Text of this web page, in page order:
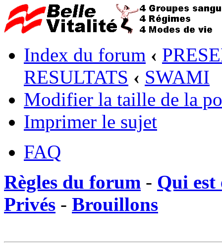
Index du forum ‹
RESULTATS ‹ SWAMI
Modifier la taille de la
Imprimer le sujet
FAQ
Règles du forum - Qui est
Privés - Brouillons